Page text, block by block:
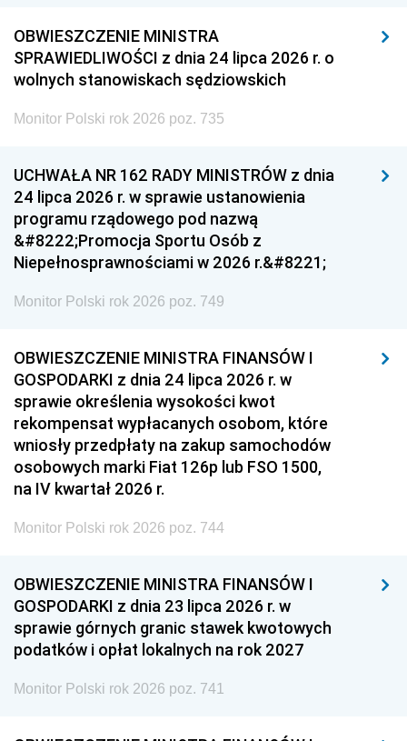
OBWIESZCZENIE MINISTRA
SPRAWIEDLIWOŚCI z dnia 24 lipca 2026 r. o
wolnych stanowiskach sędziowskich
Monitor Polski rok 2026 poz. 735
UCHWAŁA NR 162 RADY MINISTRÓW z dnia
24 lipca 2026 r. w sprawie ustanowienia
programu rządowego pod nazwą
&#8222;Promocja Sportu Osób z
Niepełnosprawnościami w 2026 r.&#8221;
Monitor Polski rok 2026 poz. 749
OBWIESZCZENIE MINISTRA FINANSÓW I
GOSPODARKI z dnia 24 lipca 2026 r. w
sprawie określenia wysokości kwot
rekompensat wypłacanych osobom, które
wniosły przedpłaty na zakup samochodów
osobowych marki Fiat 126p lub FSO 1500,
na IV kwartał 2026 r.
Monitor Polski rok 2026 poz. 744
OBWIESZCZENIE MINISTRA FINANSÓW I
GOSPODARKI z dnia 23 lipca 2026 r. w
sprawie górnych granic stawek kwotowych
podatków i opłat lokalnych na rok 2027
Monitor Polski rok 2026 poz. 741